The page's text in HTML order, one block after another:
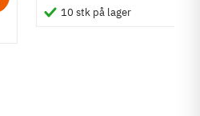
10 stk på lager